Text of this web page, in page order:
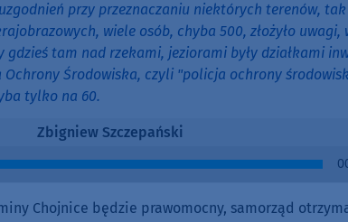
przy przeznaczaniu niektórych terenów,
wiele osób, chyba 500, złożyło uwagi,
gdzieś tam nad rzekami, jeziorami były działkami
Środowiska, czyli "policja ochrony
tylko na 60.
Zbigniew Szczepański
Chojnice będzie prawomocny, samorząd